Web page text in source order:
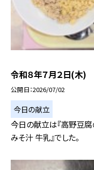
令和８年７月２日(木)
公開日 2026/07/02
今日の献立
今日の献立は『高野豆
みそ汁 牛乳』でした。